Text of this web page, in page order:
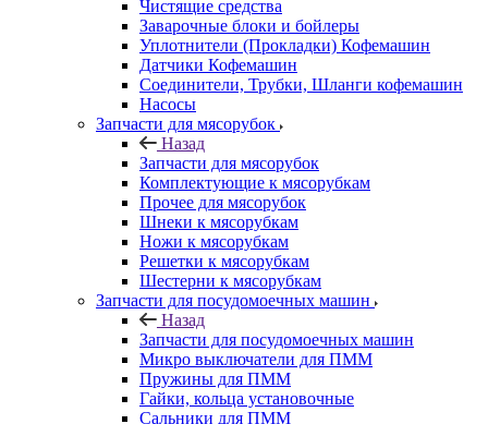
Чистящие средства
Заварочные блоки и бойлеры
Уплотнители (Прокладки) Кофемашин
Датчики Кофемашин
Соединители, Трубки, Шланги кофемашин
Насосы
Запчасти для мясорубок
Назад
Запчасти для мясорубок
Комплектующие к мясорубкам
Прочее для мясорубок
Шнеки к мясорубкам
Ножи к мясорубкам
Решетки к мясорубкам
Шестерни к мясорубкам
Запчасти для посудомоечных машин
Назад
Запчасти для посудомоечных машин
Микро выключатели для ПММ
Пружины для ПММ
Гайки, кольца установочные
Сальники для ПММ